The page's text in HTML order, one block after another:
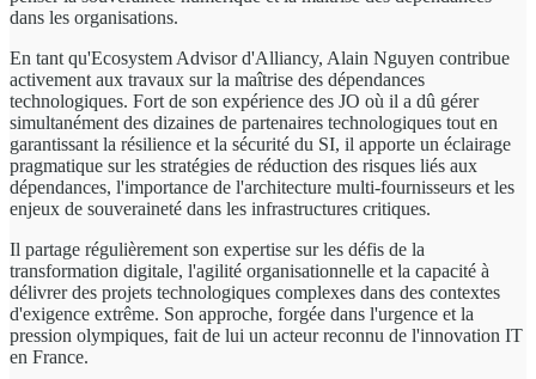
dans les organisations.
En tant qu'Ecosystem Advisor d'Alliancy, Alain Nguyen contribue
activement aux travaux sur la maîtrise des dépendances
technologiques. Fort de son expérience des JO où il a dû gérer
simultanément des dizaines de partenaires technologiques tout en
garantissant la résilience et la sécurité du SI, il apporte un éclairage
pragmatique sur les stratégies de réduction des risques liés aux
dépendances, l'importance de l'architecture multi-fournisseurs et les
enjeux de souveraineté dans les infrastructures critiques.
Il partage régulièrement son expertise sur les défis de la
transformation digitale, l'agilité organisationnelle et la capacité à
délivrer des projets technologiques complexes dans des contextes
d'exigence extrême. Son approche, forgée dans l'urgence et la
pression olympiques, fait de lui un acteur reconnu de l'innovation IT
en France.